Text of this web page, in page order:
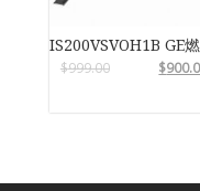
IS200VSVOH1B GE
$999.00 $